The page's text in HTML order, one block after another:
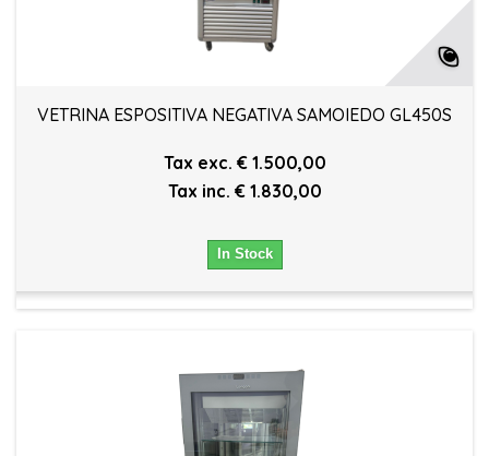
VETRINA ESPOSITIVA NEGATIVA SAMOIEDO GL450S
Tax exc. € 1.500,00
Tax inc. € 1.830,00
In Stock